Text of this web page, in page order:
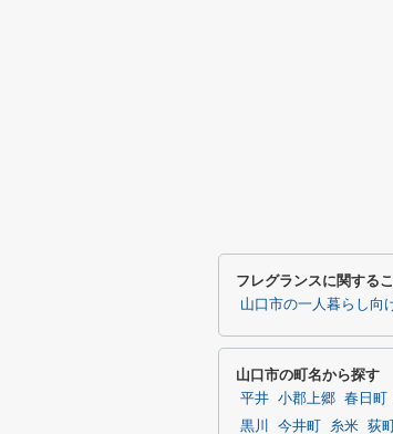
フレグランスに関する
山口市の一人暮らし向
山口市の町名から探す
平井 小郡上郷 春日町
黒川
今井町 糸米 荻町